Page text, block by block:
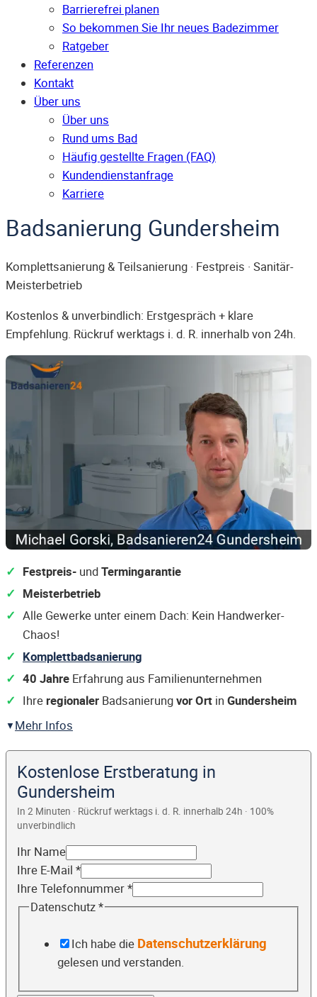
Barrierefrei planen
So bekommen Sie Ihr neues Badezimmer
Ratgeber
Referenzen
Kontakt
Über uns
Über uns
Rund ums Bad
Häufig gestellte Fragen (FAQ)
Kunden­dienst­anfrage
Karriere
Badsanierung Gundersheim
Komplettsanierung & Teilsanierung · Festpreis · Sanitär-
Meisterbetrieb
Kostenlos & unverbindlich: Erstgespräch + klare
Empfehlung. Rückruf werktags i. d. R. innerhalb von 24h.
Festpreis- undTermingarantie
Meisterbetrieb
Alle Gewerke unter einem Dach: Kein Handwerker-
Chaos!
Komplettbadsanierung
40 Jahre Erfahrung aus Familienunternehmen
Ihre regionaler Badsanierungvor Ort in Gundersheim
Mehr Infos
Kostenlose Erstberatung in
Gundersheim
In 2 Minuten · Rückruf werktags i. d. R. innerhalb 24h · 100%
unverbindlich
Ihr Name
Ihre E-Mail *
Ihre Telefonnummer*
Datenschutz*
Ich habe die Datenschutzerklärung
gelesen und verstanden.